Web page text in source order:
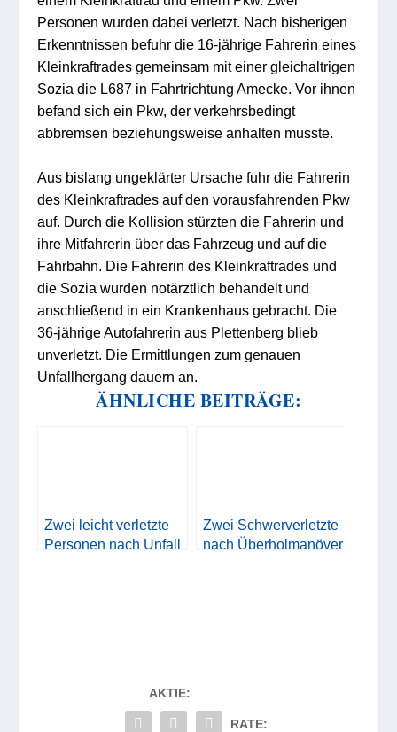
Personen wurden dabei verletzt. Nach bisherigen
Erkenntnissen befuhr die 16-jährige Fahrerin eines
Kleinkraftrades gemeinsam mit einer gleichaltrigen
Sozia die L687 in Fahrtrichtung Amecke. Vor ihnen
befand sich ein Pkw, der verkehrsbedingt
abbremsen beziehungsweise anhalten musste.
Aus bislang ungeklärter Ursache fuhr die Fahrerin
des Kleinkraftrades auf den vorausfahrenden Pkw
auf. Durch die Kollision stürzten die Fahrerin und
ihre Mitfahrerin über das Fahrzeug und auf die
Fahrbahn. Die Fahrerin des Kleinkraftrades und
die Sozia wurden notärztlich behandelt und
anschließend in ein Krankenhaus gebracht. Die
36-jährige Autofahrerin aus Plettenberg blieb
unverletzt. Die Ermittlungen zum genauen
Unfallhergang dauern an.
ÄHNLICHE BEITRÄGE:
Zwei leicht verletzte
Personen nach Unfall
Zwei Schwerverletzte
nach Überholmanöver
AKTIE:
RATE: